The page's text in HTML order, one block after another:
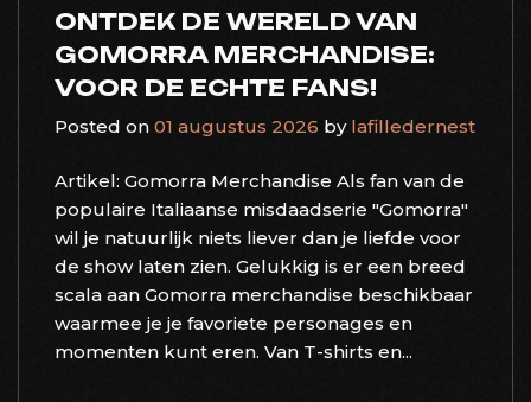
ONTDEK DE WERELD VAN
GOMORRA MERCHANDISE:
VOOR DE ECHTE FANS!
Posted on 01 augustus 2026 by lafilledernest
Artikel: Gomorra Merchandise Als fan van de
populaire Italiaanse misdaadserie "Gomorra"
wil je natuurlijk niets liever dan je liefde voor
de show laten zien. Gelukkig is er een breed
scala aan Gomorra merchandise beschikbaar
waarmee je je favoriete personages en
momenten kunt eren. Van T-shirts en...